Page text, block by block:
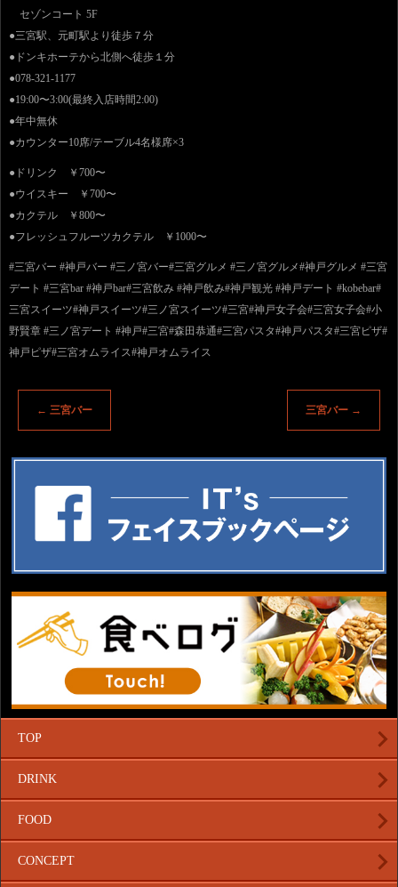
セゾンコート 5F
●三宮駅、元町駅より徒歩７分
●ドンキホーテから北側へ徒歩１分
●078-321-1177
●19:00〜3:00(最終入店時間2:00)
●年中無休
●カウンター10席/テーブル4名様席×3
●ドリンク ￥700〜
●ウイスキー ￥700〜
●カクテル ￥800〜
●フレッシュフルーツカクテル ￥1000〜
#三宮バー #神戸バー #三ノ宮バー#三宮グルメ #三ノ宮グルメ#神戸グルメ #三宮
デート #三宮bar #神戸bar#三宮飲み #神戸飲み#神戸観光 #神戸デート #kobebar#
三宮スイーツ#神戸スイーツ#三ノ宮スイーツ#三宮#神戸女子会#三宮女子会#小
野賢章 #三ノ宮デート #神戸#三宮#森田恭通#三宮パスタ#神戸パスタ#三宮ピザ#
神戸ピザ#三宮オムライス#神戸オムライス
← 三宮バー 三宮バー →
TOP
DRINK
FOOD
CONCEPT